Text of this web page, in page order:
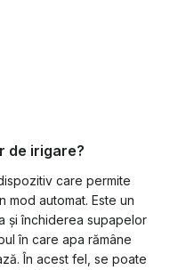
de irigare?
care permite
automat. Este un
și închiderea supapelor
în care apa rămâne
În acest fel, se poate